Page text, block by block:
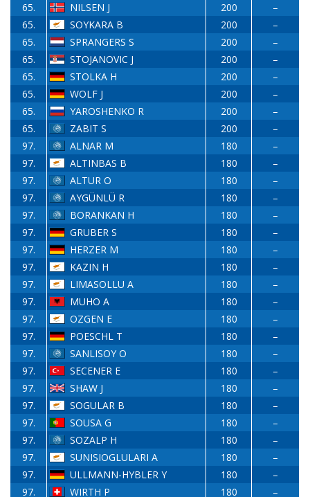
65.
NILSEN J 200
–
65.
SOYKARA B 200
–
65.
SPRANGERS S 200
–
65.
STOJANOVIC J 200
–
65.
STOLKA H 200
–
65.
WOLF J 200
–
65.
YAROSHENKO R 200
–
65.
ZABIT S 200
–
97.
ALNAR M 180
–
97.
ALTINBAS B 180
–
97.
ALTUR O 180
–
97.
AYGÜNLÜ R 180
–
97.
BORANKAN H 180
–
97.
GRUBER S 180
–
97.
HERZER M 180
–
97.
KAZIN H 180
–
97.
LIMASOLLU A 180
–
97.
MUHO A 180
–
97.
OZGEN E 180
–
97.
POESCHL T 180
–
97.
SANLISOY O 180
–
97.
SECENER E 180
–
97.
SHAW J 180
–
97.
SOGULAR B 180
–
97.
SOUSA G 180
–
97.
SOZALP H 180
–
97.
SUNISIOGLULARI A 180
–
97.
ULLMANN-HYBLER Y 180
–
97.
WIRTH P 180 –